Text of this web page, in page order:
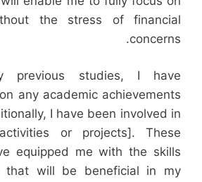
the stress of financial
concerns.
previous studies, I have
any academic achievements
I have been involved in
or projects]. These
equipped me with the skills
that will be beneficial in my